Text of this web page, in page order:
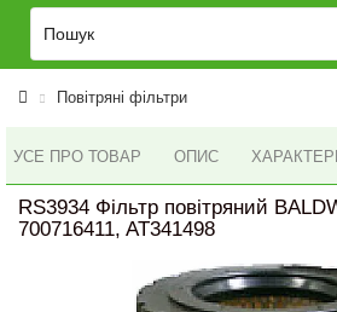
Повітряні фільтри
УСЕ ПРО ТОВАР ОПИС
RS3934 Фільтр повітряний
700716411, AT341498